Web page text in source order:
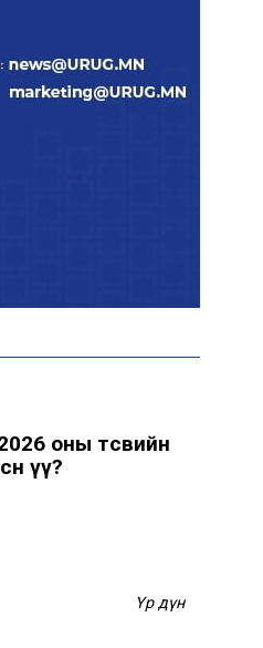
оны төсвийн
үү?
Үр дүн